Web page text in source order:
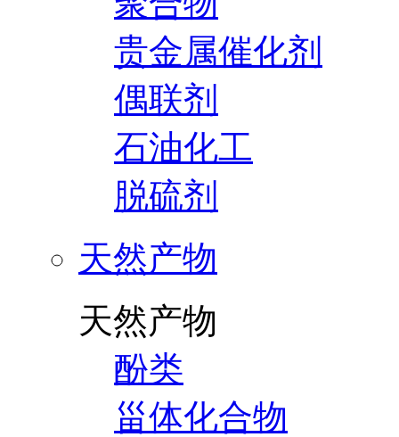
贵金属催化剂
偶联剂
石油化工
脱硫剂
天然产物
天然产物
酚类
甾体化合物